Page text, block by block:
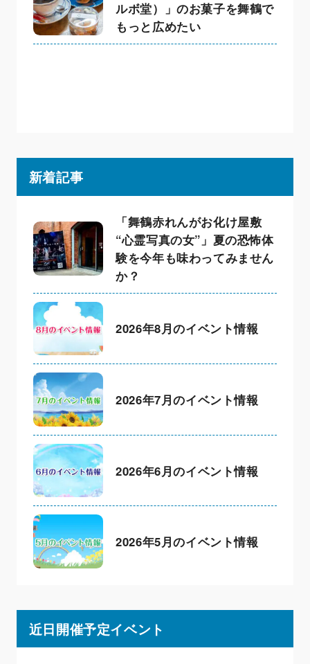
ルボ堂）」のお菓子を舞鶴で
もっと広めたい
新着記事
「舞鶴赤れんがお化け屋敷
“心霊写真の女”」夏の恐怖体
験を今年も味わってみません
か？
2026年8月のイベント情報
2026年7月のイベント情報
2026年6月のイベント情報
2026年5月のイベント情報
近日開催予定イベント